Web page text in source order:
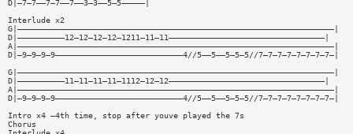
D|—7—7——7—7——7——3—3——5—5—————|
Interlude x2
G|———————————————————————————————————————————————————————————————————|
D|——————————12—12—12—12—1211—11—11—————————————————————————————————|
A|———————————————————————————————————————————————————————————————————|
D|—9—9—9—9———————————————————————————4//5——5——5—5—5//7—7—7—7—7—7—7—7—|
G|———————————————————————————————————————————————————————————————————|
D|——————————11—11—11—11—1112—12—12—————————————————————————————————|
A|———————————————————————————————————————————————————————————————————|
D|—9—9—9—9———————————————————————————4//5——5——5—5—5//7—7—7—7—7—7—7—7—|
Intro x4 —4th time, stop after youve played the 7s
Chorus